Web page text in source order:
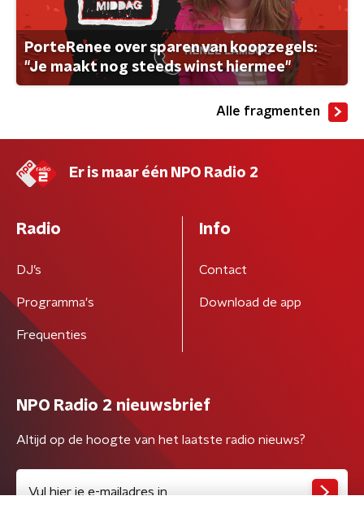
PorteRenee over sparen van koopzegels:
"Je maakt nog steeds winst hiermee"
Alle fragmenten
Er is maar één NPO Radio 2
Radio
DJ’s
Programma's
Frequenties
Info
Contact
Download de app
NPO Radio 2 nieuwsbrief
Altijd op de hoogte van het laatste radio nieuws?